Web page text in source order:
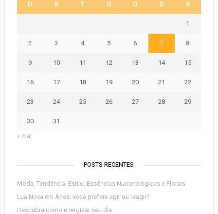
D S T Q Q S S
1
2 3 4 5 6 7 8
9 10 11 12 13 14 15
16 17 18 19 20 21 22
23 24 25 26 27 28 29
30
31
« mar
POSTS RECENTES
Moda, Tendência, Estilo: Essências Numerológicas e Florais
Lua Nova em Áries: você prefere agir ou reagir?
Descubra como energizar seu dia